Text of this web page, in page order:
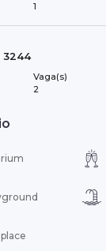
1
3244
Vaga(s)
2